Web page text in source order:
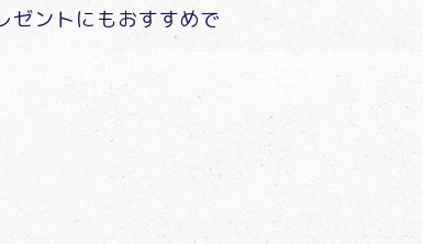
ゼントにもおすすめで